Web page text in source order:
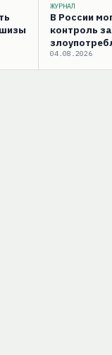
ЖУРНАЛ
В России
контроль
04.08.2026